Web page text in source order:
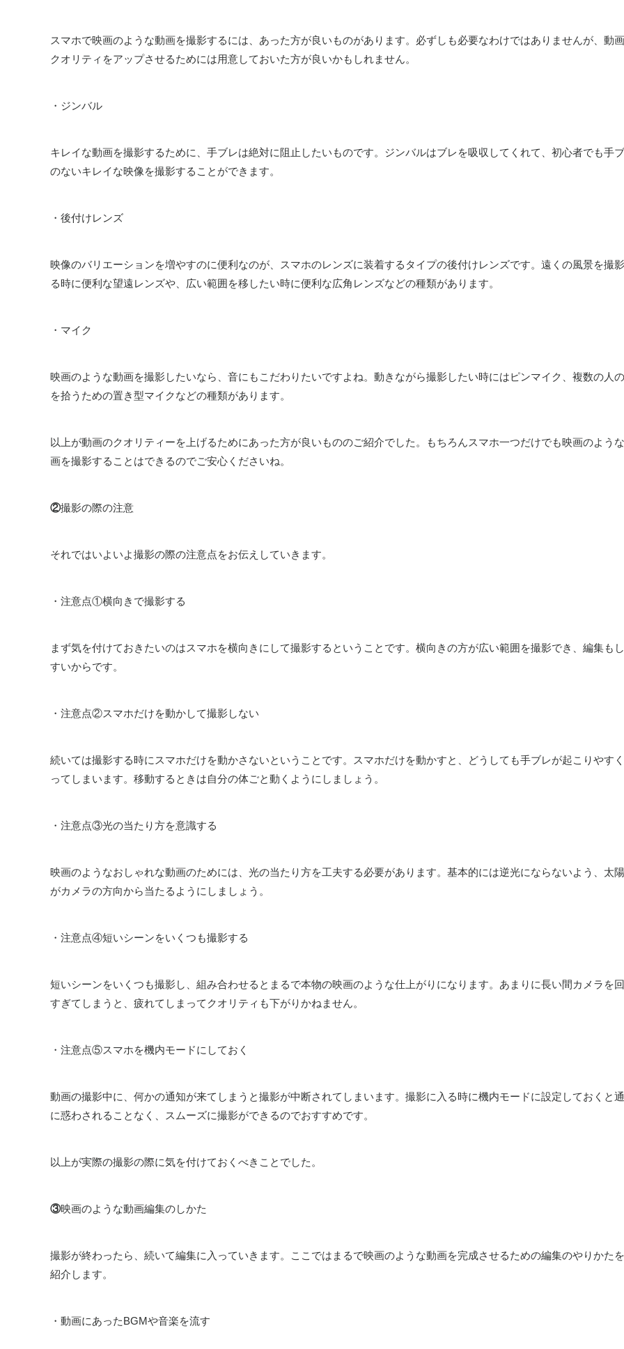
スマホで映画のような動画を撮影するには、あった方が良いものがあります。必ずしも必要なわけではありませんが、動
クオリティをアップさせるためには用意しておいた方が良いかもしれません。
・ジンバル
キレイな動画を撮影するために、手ブレは絶対に阻止したいものです。ジンバルはブレを吸収してくれて、初心者でも手
のないキレイな映像を撮影することができます。
・後付けレンズ
映像のバリエーションを増やすのに便利なのが、スマホのレンズに装着するタイプの後付けレンズです。遠くの風景を撮
る時に便利な望遠レンズや、広い範囲を移したい時に便利な広角レンズなどの種類があります。
・マイク
映画のような動画を撮影したいなら、音にもこだわりたいですよね。動きながら撮影したい時にはピンマイク、複数の人
を拾うための置き型マイクなどの種類があります。
以上が動画のクオリティーを上げるためにあった方が良いもののご紹介でした。もちろんスマホ一つだけでも映画のよう
画を撮影することはできるのでご安心くださいね。
②撮影の際の注意
それではいよいよ撮影の際の注意点をお伝えしていきます。
・注意点①横向きで撮影する
まず気を付けておきたいのはスマホを横向きにして撮影するということです。横向きの方が広い範囲を撮影でき、編集も
すいからです。
・注意点②スマホだけを動かして撮影しない
続いては撮影する時にスマホだけを動かさないということです。スマホだけを動かすと、どうしても手ブレが起こりやす
ってしまいます。移動するときは自分の体ごと動くようにしましょう。
・注意点③光の当たり方を意識する
映画のようなおしゃれな動画のためには、光の当たり方を工夫する必要があります。基本的には逆光にならないよう、太
がカメラの方向から当たるようにしましょう。
・注意点④短いシーンをいくつも撮影する
短いシーンをいくつも撮影し、組み合わせるとまるで本物の映画のような仕上がりになります。あまりに長い間カメラを
すぎてしまうと、疲れてしまってクオリティも下がりかねません。
・注意点⑤スマホを機内モードにしておく
動画の撮影中に、何かの通知が来てしまうと撮影が中断されてしまいます。撮影に入る時に機内モードに設定しておくと
に惑わされることなく、スムーズに撮影ができるのでおすすめです。
以上が実際の撮影の際に気を付けておくべきことでした。
③映画のような動画編集のしかた
撮影が終わったら、続いて編集に入っていきます。ここではまるで映画のような動画を完成させるための編集のやりかた
紹介します。
・動画にあったBGMや音楽を流す